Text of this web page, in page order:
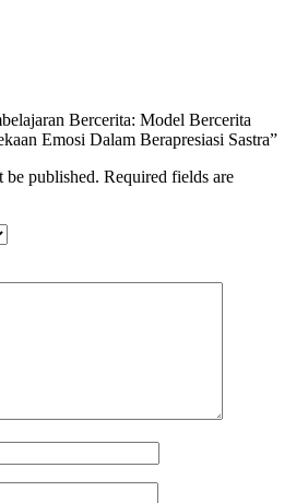
Bercerita: Model Bercerita
Emosi Dalam Berapresiasi Sastra”
be published. Required fields are